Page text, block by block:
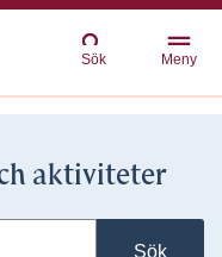
Sök Meny
aktiviteter
Sök